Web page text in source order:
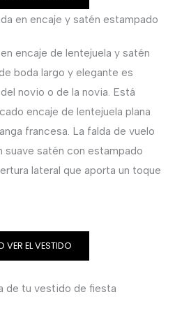
encaje de lentejuela y satén
boda largo y elegante es
novio o de la novia. Está
encaje de lentejuela plana
francesa. La falda de vuelo
suave satén con estampado
lateral que aporta un toque
VER EL VESTIDO
de tu vestido de fiesta